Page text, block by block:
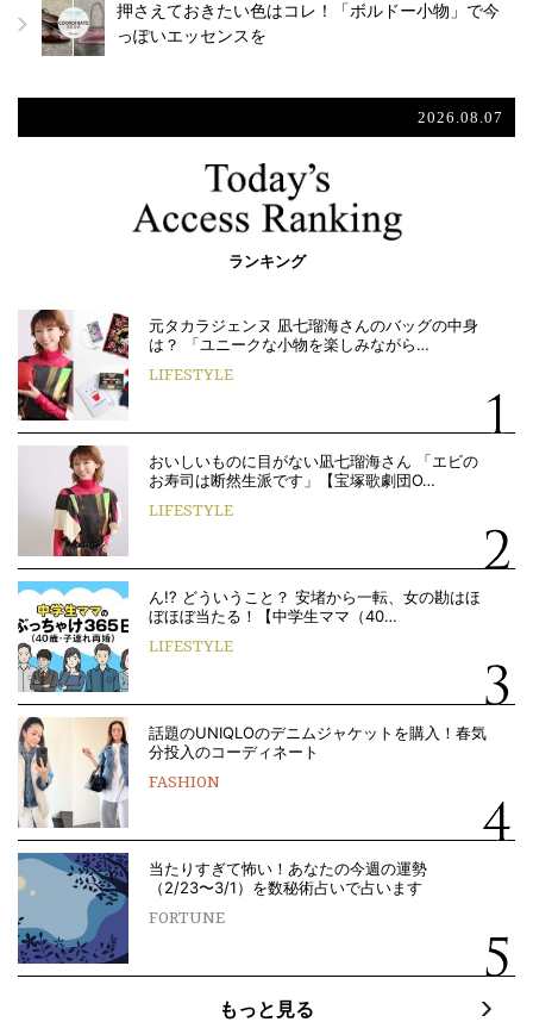
押さえておきたい色はコレ！「ボルドー小物」で今
っぽいエッセンスを
2026.08.07
ランキング
元タカラジェンヌ 凪七瑠海さんのバッグの中身
は？ 「ユニークな小物を楽しみながら…
LIFESTYLE
おいしいものに目がない凪七瑠海さん 「エビの
お寿司は断然生派です」【宝塚歌劇団O…
LIFESTYLE
ん!? どういうこと？ 安堵から一転、女の勘はほ
ぼほぼ当たる！【中学生ママ（40…
LIFESTYLE
話題のUNIQLOのデニムジャケットを購入！春気
分投入のコーディネート
FASHION
当たりすぎて怖い！あなたの今週の運勢
（2/23〜3/1）を数秘術占いで占います
FORTUNE
もっと見る